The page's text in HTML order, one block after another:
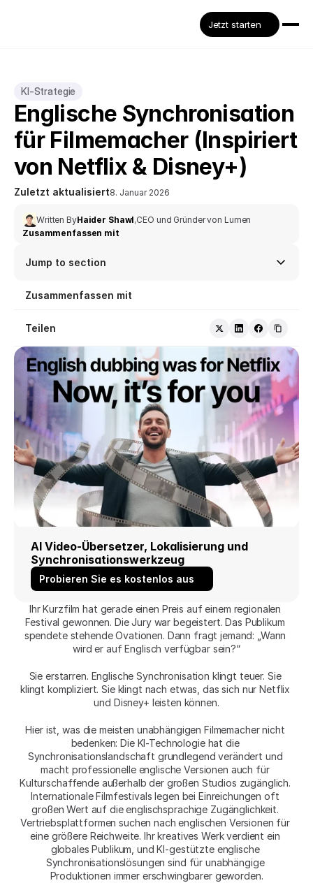
Jetzt starten
KI-Strategie
Englische Synchronisation
für Filmemacher (Inspiriert
von Netflix & Disney+)
Zuletzt aktualisiert8. Januar 2026
Written ByHaider Shawl,CEO und Gründer von Lumen
Zusammenfassen mit
Jump to section
Zusammenfassen mit
Teilen
AI Video-Übersetzer, Lokalisierung und
Synchronisationswerkzeug
Probieren Sie es kostenlos aus
Ihr Kurzfilm hat gerade einen Preis auf einem regionalen
Festival gewonnen. Die Jury war begeistert. Das Publikum
spendete stehende Ovationen. Dann fragt jemand: „Wann
wird er auf Englisch verfügbar sein?“
Sie erstarren. Englische Synchronisation klingt teuer. Sie
klingt kompliziert. Sie klingt nach etwas, das sich nur Netflix
und Disney+ leisten können.
Hier ist, was die meisten unabhängigen Filmemacher nicht
bedenken: Die KI-Technologie hat die
Synchronisationslandschaft grundlegend verändert und
macht professionelle englische Versionen auch für
Kulturschaffende außerhalb der großen Studios zugänglich.
Internationale Filmfestivals legen bei Einreichungen oft
großen Wert auf die englischsprachige Zugänglichkeit.
Vertriebsplattformen suchen nach englischen Versionen für
eine größere Reichweite. Ihr kreatives Werk verdient ein
globales Publikum, und KI-gestützte englische
Synchronisationslösungen sind für unabhängige
Produktionen immer erschwingbarer geworden.